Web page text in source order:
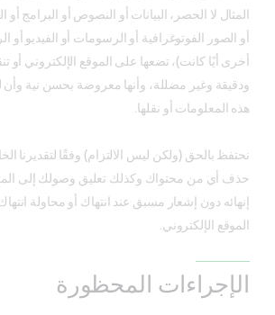
المثال لا الحصر، البيانات أو النصوص أو البرامج
أو الصور الفوتوغرافية أو الرسومات أو الفيديو أو
أخرى أيًا كانت)، تضعها على الموقع الإلكتروني أو
ودقيقة وغير مضللة، وأنها معروضة بحسن نية
هذه المعلومات أو نقلها.
نحتفظ بالحق (ولكن ليس الالتزام) وفقًا لتقديرنا
حذف أي من محتواك وكذلك تعليق وصولك إلى
إنهائه دون إشعار مسبق عند انتهاك أو محاولة
الموقع الإلكتروني.
الإجراءات المحظورة